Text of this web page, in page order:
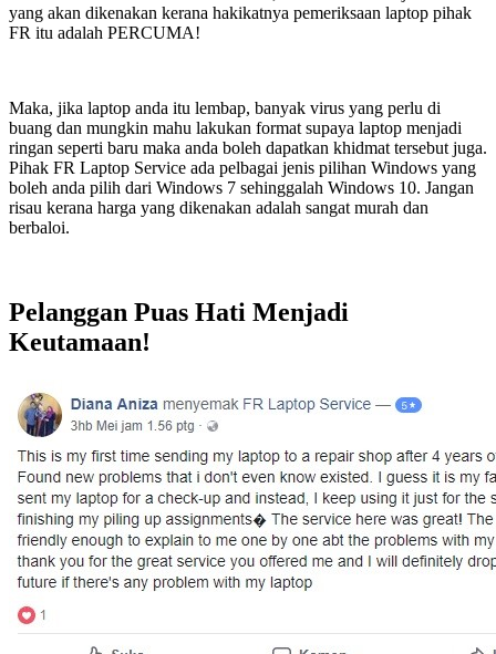
yang akan dikenakan kerana hakikatnya pemeriksaan laptop pihak
FR itu adalah PERCUMA!
Maka, jika laptop anda itu lembap, banyak virus yang perlu di
buang dan mungkin mahu lakukan format supaya laptop menjadi
ringan seperti baru maka anda boleh dapatkan khidmat tersebut juga.
Pihak FR Laptop Service ada pelbagai jenis pilihan Windows yang
boleh anda pilih dari Windows 7 sehinggalah Windows 10. Jangan
risau kerana harga yang dikenakan adalah sangat murah dan
berbaloi.
Pelanggan Puas Hati Menjadi
Keutamaan!